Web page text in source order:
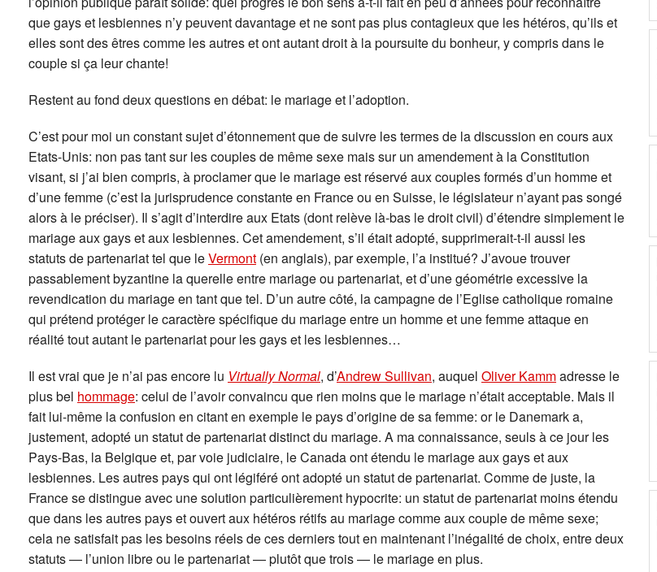
que gays et lesbiennes n’y peuvent davantage et ne sont pas plus contagieux que les hétéros, qu’ils et
elles sont des êtres comme les autres et ont autant droit à la poursuite du bonheur, y compris dans le
couple si ça leur chante!
Restent au fond deux questions en débat: le mariage et l’adoption.
C’est pour moi un constant sujet d’étonnement que de suivre les termes de la discussion en cours aux
Etats-Unis: non pas tant sur les couples de même sexe mais sur un amendement à la Constitution
visant, si j’ai bien compris, à proclamer que le mariage est réservé aux couples formés d’un homme et
d’une femme (c’est la jurisprudence constante en France ou en Suisse, le législateur n’ayant pas songé
alors à le préciser). Il s’agit d’interdire aux Etats (dont relève là-bas le droit civil) d’étendre simplement le
mariage aux gays et aux lesbiennes. Cet amendement, s’il était adopté, supprimerait-t-il aussi les
statuts de partenariat tel que leVermont (en anglais), par exemple, l’a institué? J’avoue trouver
passablement byzantine la querelle entre mariage ou partenariat, et d’une géométrie excessive la
revendication du mariage en tant que tel. D’un autre côté, la campagne de l’Eglise catholique romaine
qui prétend protéger le caractère spécifique du mariage entre un homme et une femme attaque en
réalité tout autant le partenariat pour les gays et les lesbiennes…
Il est vrai que je n’ai pas encore lu Virtually Normal, d’Andrew Sullivan, auquel Oliver Kammadresse le
plus bel hommage: celui de l’avoir convaincu que rien moins que le mariage n’était acceptable. Mais il
fait lui-même la confusion en citant en exemple le pays d’origine de sa femme: or le Danemark a,
justement, adopté un statut de partenariat distinct du mariage. A ma connaissance, seuls à ce jour les
Pays-Bas, la Belgique et, par voie judiciaire, le Canada ont étendu le mariage aux gays et aux
lesbiennes. Les autres pays qui ont légiféré ont adopté un statut de partenariat. Comme de juste, la
France se distingue avec une solution particulièrement hypocrite: un statut de partenariat moins étendu
que dans les autres pays et ouvert aux hétéros rétifs au mariage comme aux couple de même sexe;
cela ne satisfait pas les besoins réels de ces derniers tout en maintenant l’inégalité de choix, entre deux
statuts — l’union libre ou le partenariat — plutôt que trois — le mariage en plus.